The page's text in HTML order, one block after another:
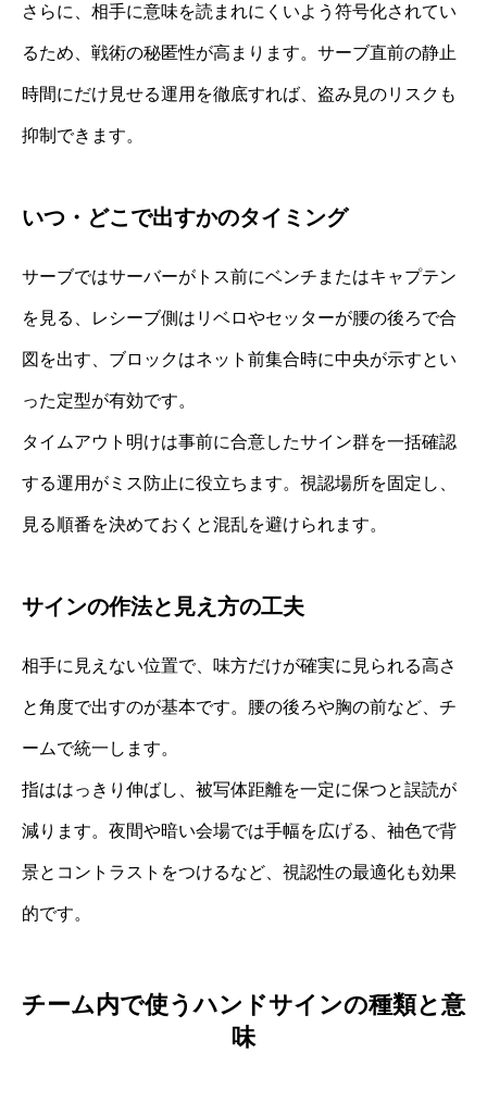
さらに、相手に意味を読まれにくいよう符号化されてい
るため、戦術の秘匿性が高まります。サーブ直前の静止
時間にだけ見せる運用を徹底すれば、盗み見のリスクも
抑制できます。
いつ・どこで出すかのタイミング
サーブではサーバーがトス前にベンチまたはキャプテン
を見る、レシーブ側はリベロやセッターが腰の後ろで合
図を出す、ブロックはネット前集合時に中央が示すとい
った定型が有効です。
タイムアウト明けは事前に合意したサイン群を一括確認
する運用がミス防止に役立ちます。視認場所を固定し、
見る順番を決めておくと混乱を避けられます。
サインの作法と見え方の工夫
相手に見えない位置で、味方だけが確実に見られる高さ
と角度で出すのが基本です。腰の後ろや胸の前など、チ
ームで統一します。
指ははっきり伸ばし、被写体距離を一定に保つと誤読が
減ります。夜間や暗い会場では手幅を広げる、袖色で背
景とコントラストをつけるなど、視認性の最適化も効果
的です。
チーム内で使うハンドサインの種類と意
味